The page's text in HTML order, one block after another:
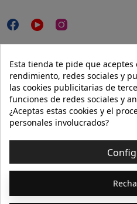
NUESTRA WEB
AYUDA
INFORMACIÓN
Esta tienda te pide que aceptes
rendimiento, redes sociales y
las cookies publicitarias de
funciones de redes sociales y
¿Aceptas estas cookies y el
personales involucrados?